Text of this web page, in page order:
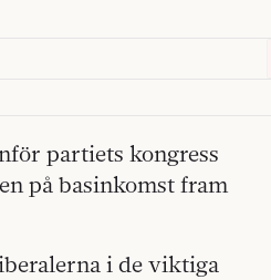
partiets kongress
på basinkomst fram
i de viktiga